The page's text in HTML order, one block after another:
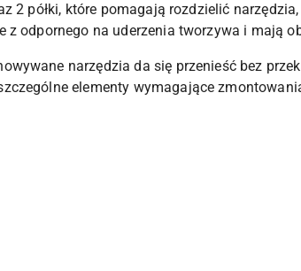
2 półki, które pomagają rozdzielić
odpornego na uderzenia tworzywa i mają
narzędzia da się przenieść bez
elementy wymagające